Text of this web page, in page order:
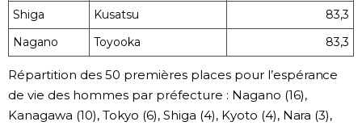
Shiga Kusatsu
83,3
Nagano
Toyooka 83,3
Répartition des 50 premières places pour l’espérance
de vie des hommes par préfecture : Nagano (16),
Kanagawa (10), Tokyo (6), Shiga (4), Kyoto (4), Nara (3),